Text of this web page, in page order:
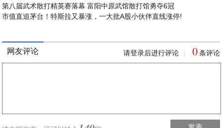
第八届武术散打精英赛落幕 富阳中原武馆散打馆勇夺6冠
市值直追茅台！特斯拉又暴涨，一大批A股小伙伴直线涨停!
网友评论 请登录后进行评论 0 条评论